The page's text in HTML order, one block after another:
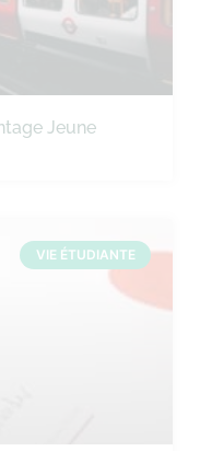
Jeune
VIE ÉTUDIANTE